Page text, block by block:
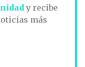
y recibe
más